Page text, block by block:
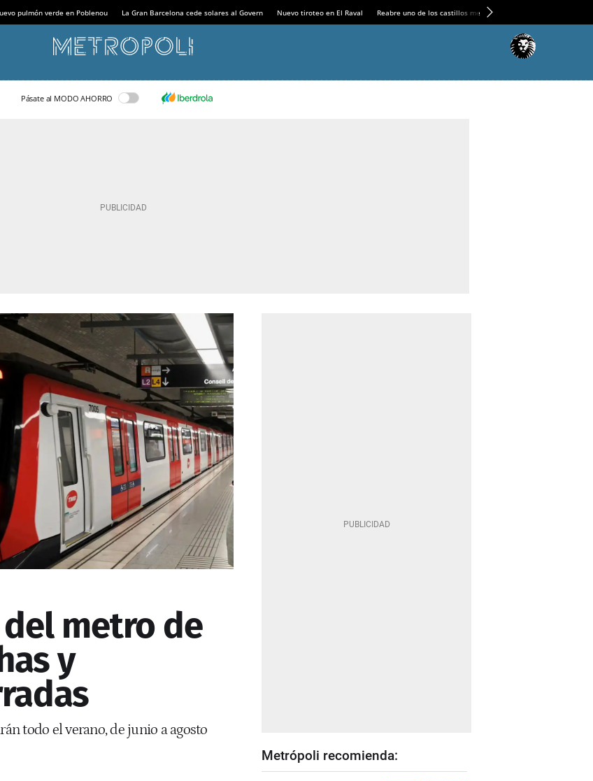
pulmón verde en Poblenou La Gran Barcelona cede solares al Govern Nuevo tiroteo en El Raval Reabre uno de los castillos medievales más espectaculares
Pásate al MODO AHORRO
del metro de
y
todo el verano, de junio a agosto
Metrópoli recomienda: